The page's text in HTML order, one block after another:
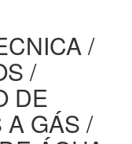
/
/
DE
GÁS /